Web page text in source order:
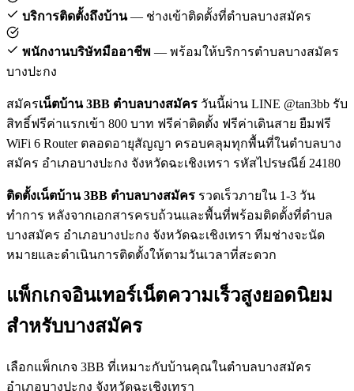
บริการติดตั้งถึงบ้าน— ช่างเข้าติดตั้งที่ตำบลบางสมัคร
พนักงานบริษัทมืออาชีพ — พร้อมให้บริการตำบลบางสมัคร
บางปะกง
สมัครเน็ตบ้าน 3BB ตำบลบางสมัคร วันนี้ผ่าน LINE @tan3bb รับ
สิทธิ์ฟรีค่าแรกเข้า 800 บาท ฟรีค่าติดตั้ง ฟรีค่าเดินสาย ยืมฟรี
WiFi 6 Router ตลอดอายุสัญญา ครอบคลุมทุกพื้นที่ในตำบลบาง
สมัคร อำเภอบางปะกง จังหวัดฉะเชิงเทรา รหัสไปรษณีย์ 24180
ติดตั้งเน็ตบ้าน 3BB ตำบลบางสมัคร รวดเร็วภายใน 1-3 วัน
ทำการ หลังจากเอกสารครบถ้วนและพื้นที่พร้อมติดตั้งที่ตำบล
บางสมัคร อำเภอบางปะกง จังหวัดฉะเชิงเทรา ทีมช่างจะนัด
หมายและดำเนินการติดตั้งให้ตามวันเวลาที่สะดวก
แพ็กเกจอินเทอร์เน็ตความเร็วสูงยอดนิยม
สำหรับบางสมัคร
เลือกแพ็กเกจ 3BB ที่เหมาะกับบ้านคุณในตำบลบางสมัคร
อำเภอบางปะกง จังหวัดฉะเชิงเทรา